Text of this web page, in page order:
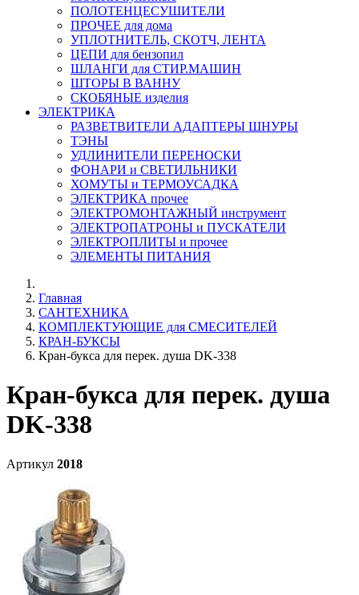
ПОЛОТЕНЦЕСУШИТЕЛИ
ПРОЧЕЕ для дома
УПЛОТНИТЕЛЬ, СКОТЧ, ЛЕНТА
ЦЕПИ для бензопил
ШЛАНГИ для СТИР.МАШИН
ШТОРЫ В ВАННУ
СКОБЯНЫЕ изделия
ЭЛЕКТРИКА
РАЗВЕТВИТЕЛИ АДАПТЕРЫ ШНУРЫ
ТЭНЫ
УДЛИНИТЕЛИ ПЕРЕНОСКИ
ФОНАРИ и СВЕТИЛЬНИКИ
ХОМУТЫ и ТЕРМОУСАДКА
ЭЛЕКТРИКА прочее
ЭЛЕКТРОМОНТАЖНЫЙ инструмент
ЭЛЕКТРОПАТРОНЫ и ПУСКАТЕЛИ
ЭЛЕКТРОПЛИТЫ и прочее
ЭЛЕМЕНТЫ ПИТАНИЯ
Главная
САНТЕХНИКА
КОМПЛЕКТУЮЩИЕ для СМЕСИТЕЛЕЙ
КРАН-БУКСЫ
Кран-букса для перек. душа DK-338
Кран-букса для перек. душа
DK-338
Артикул 2018